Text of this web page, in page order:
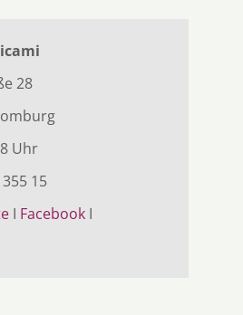
28
Uhr
15
I Facebook I